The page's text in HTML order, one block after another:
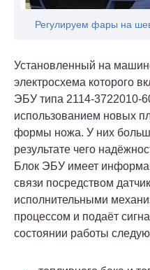
Регулируем фары на
Установленный на
электросхема которого
ЭБУ типа 2114-3722010-
использованием новых
формы ножа. У них
результате чего
Блок ЭБУ имеет
связи посредством
исполнительными
процессом и подаёт
состоянии работы